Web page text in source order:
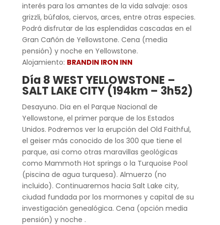
interés para los amantes de la vida salvaje: osos
grizzli, búfalos, ciervos, arces, entre otras especies.
Podrá disfrutar de las esplendidas cascadas en el
Gran Cañón de Yellowstone. Cena (media
pensión) y noche en Yellowstone.
Alojamiento: BRANDIN IRON INN
Día 8 WEST YELLOWSTONE –
SALT LAKE CITY (194km – 3h52)
Desayuno. Dia en el Parque Nacional de
Yellowstone, el primer parque de los Estados
Unidos. Podremos ver la erupción del Old Faithful,
el geiser más conocido de los 300 que tiene el
parque, asi como otras maravillas geológicas
como Mammoth Hot springs o la Turquoise Pool
(piscina de agua turquesa). Almuerzo (no
incluido). Continuaremos hacia Salt Lake city,
ciudad fundada por los mormones y capital de su
investigación genealógica. Cena (opción media
pensión) y noche .